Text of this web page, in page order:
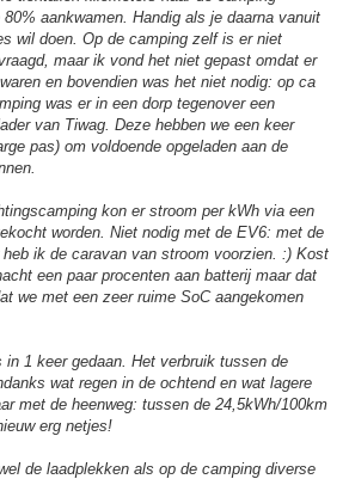
aankwamen. Handig als je daarna vanuit
wil doen. Op de camping zelf is er niet
maar ik vond het niet gepast omdat er
en bovendien was het niet nodig: op ca
was er in een dorp tegenover een
van Tiwag. Deze hebben we een keer
pas) om voldoende opgeladen aan de
kon er stroom per kWh via een
worden. Niet nodig met de EV6: met de
heb ik de caravan van stroom voorzien. :) Kost
een paar procenten aan batterij maar dat
we met een zeer ruime SoC aangekomen
in 1 keer gedaan. Het verbruik tussen de
wat regen in de ochtend en wat lagere
met de heenweg: tussen de 24,5kWh/100km
erg netjes!
de laadplekken als op de camping diverse